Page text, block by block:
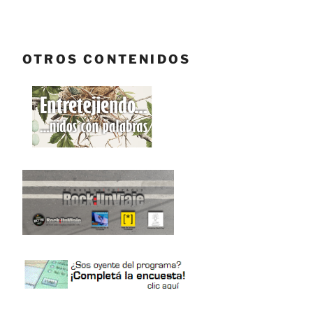
OTROS CONTENIDOS